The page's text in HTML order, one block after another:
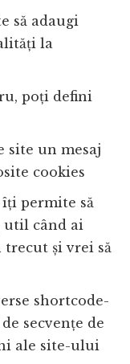
să adaugi
la
poți defini
site un mesaj
cookies
îți permite să
util când ai
și vrei să
shortcode-
secvențe de
ale site-ului